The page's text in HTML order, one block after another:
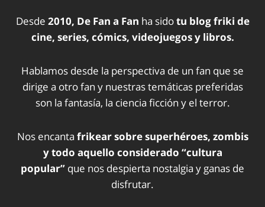
Desde 2010, De Fan a Fan ha sidotu blog friki de
cine, series, cómics, videojuegos y libros.
Hablamos desde la perspectiva de un fan que se
dirige a otro fan y nuestras temáticas preferidas
son la fantasía, la ciencia ficción y el terror.
Nos encanta frikear sobre superhéroes, zombis
y todo aquello considerado “cultura
popular” que nos despierta nostalgia y ganas de
disfrutar.